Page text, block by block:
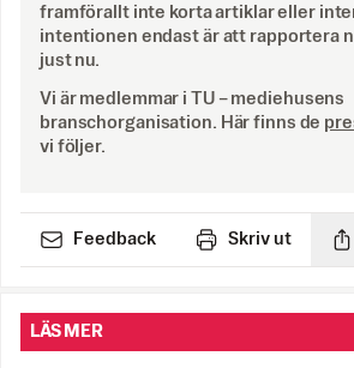
framförallt inte korta artiklar eller
intentionen endast är att rapportera
just nu.
Vi är medlemmar i TU – mediehusens
branschorganisation. Här finns de
vi följer.
Feedback Skriv ut
LÄS MER